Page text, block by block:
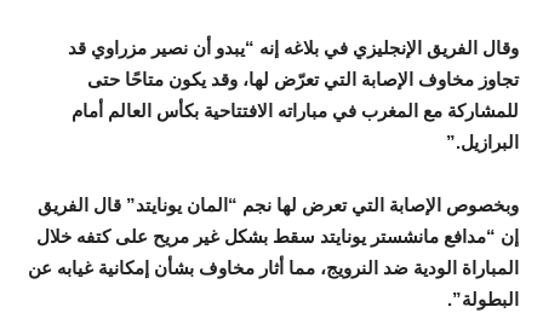
وقال الفريق الإنجليزي في بلاغه إنه “يبدو أن نصير مزراوي قد
تجاوز مخاوف الإصابة التي تعرّض لها، وقد يكون متاحًا حتى
للمشاركة مع المغرب في مباراته الافتتاحية بكأس العالم أمام
البرازيل.”
وبخصوص الإصابة التي تعرض لها نجم “المان يونايتد” قال الفريق
إن “مدافع مانشستر يونايتد سقط بشكل غير مريح على كتفه خلال
المباراة الودية ضد النرويج، مما أثار مخاوف بشأن إمكانية غيابه عن
البطولة”.